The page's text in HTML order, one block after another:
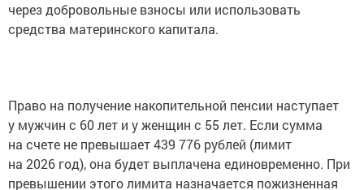
через добровольные взносы или использовать
средства материнского капитала.
Право на получение накопительной пенсии наступает
у мужчин с 60 лет и у женщин с 55 лет. Если сумма
на счете не превышает 439 776 рублей (лимит
на 2026 год), она будет выплачена единовременно. При
превышении этого лимита назначается пожизненная